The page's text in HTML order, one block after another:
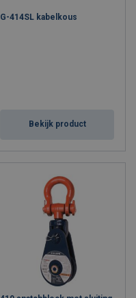
G-414SL kabelkous
Bekijk product